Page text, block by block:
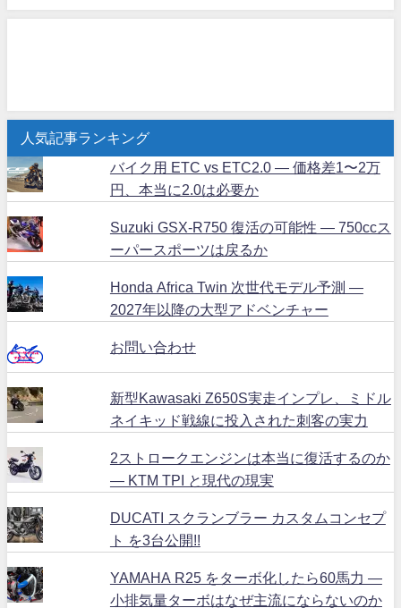
人気記事ランキング
バイク用 ETC vs ETC2.0 ― 価格差1〜2万
円、本当に2.0は必要か
Suzuki GSX-R750 復活の可能性 ― 750ccス
ーパースポーツは戻るか
Honda Africa Twin 次世代モデル予測 ―
2027年以降の大型アドベンチャー
お問い合わせ
新型Kawasaki Z650S実走インプレ、ミドル
ネイキッド戦線に投入された刺客の実力
2ストロークエンジンは本当に復活するのか
― KTM TPI と現代の現実
DUCATI スクランブラー カスタムコンセプ
ト を3台公開!!
YAMAHA R25 をターボ化したら60馬力 ―
小排気量ターボはなぜ主流にならないのか